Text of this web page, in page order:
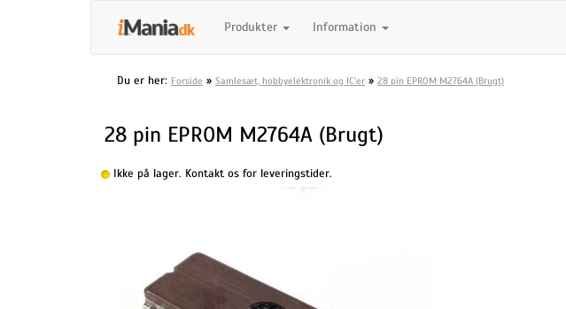
Produkter Information
Du er her: Forside » Samlesæt, hobbyelektronik og IC'er » 28 pin EPROM M2764A (Brugt)
28 pin EPROM M2764A (Brugt)
Ikke på lager. Kontakt os for leveringstider.